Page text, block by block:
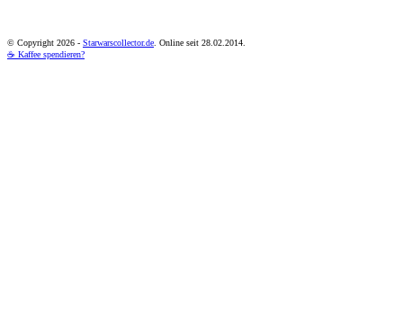
© Copyright 2026 - Starwarscollector.de . Online seit 28.02.2014.
☕ Kaffee spendieren?